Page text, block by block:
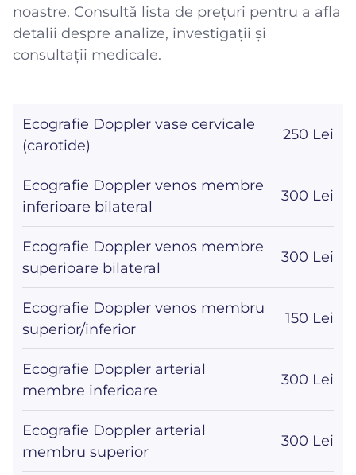
noastre. Consultă lista de prețuri pentru a afla
detalii despre analize, investigații și
consultații medicale.
Ecografie Doppler vase cervicale
(carotide)
250 Lei
Ecografie Doppler venos membre
inferioare bilateral
300 Lei
Ecografie Doppler venos membre
superioare bilateral
300 Lei
Ecografie Doppler venos membru
superior/inferior
150 Lei
Ecografie Doppler arterial
membre inferioare
300 Lei
Ecografie Doppler arterial
membru superior
300 Lei